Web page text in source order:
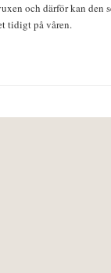
och därför kan den
tidigt på våren.